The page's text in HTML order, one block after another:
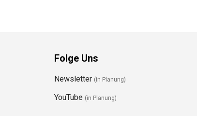
Folge Uns
Newsletter (in Planung)
YouTube (in Planung)